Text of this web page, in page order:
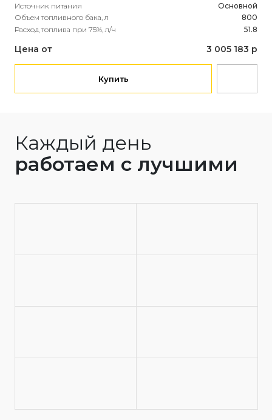
Источник питания
Основной
Объем топливного бака, л
800
Расход топлива при 75%, л/ч
51.8
Цена от 3 005 183 р
Купить
Каждый день
работаем с лучшими